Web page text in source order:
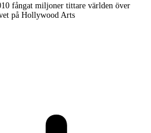
fångat miljoner tittare världen över
på Hollywood Arts